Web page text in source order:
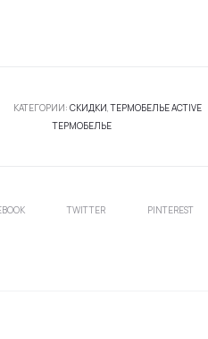
КАТЕГОРИИ: СКИДКИ,ТЕРМОБЕЛЬЕ ACTIVE
ТЕРМОБЕЛЬЕ
TWITTER PINTEREST